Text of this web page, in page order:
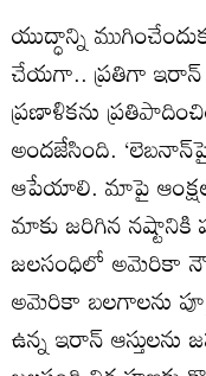
యుద్ధాన్ని
చేయగా.. ప్రతిగా
ప్రణాళికను
అందజేసింది.
ఆపేయాలి. మాపై
మాకు జరిగిన
జలసంధిలో అమెరికా
అమెరికా బలగాలను
ఉన్న ఇరాన్‌ ఆస్తులను